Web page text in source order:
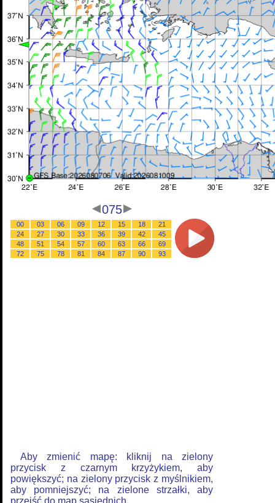
075
00 03 06 09 12 15 18
21
24
27 30 33 36 39 42
45
48
51 54 57 60 63 66
69
72
75 78 81 84 87 90 93
Aby zmienić mapę: kliknij na zielony
przycisk z czarnym krzyżykiem, aby
powiększyć; na zielony przycisk z myślnikiem,
aby pomniejszyć; na zielone strzałki, aby
przejść do map sąsiednich.